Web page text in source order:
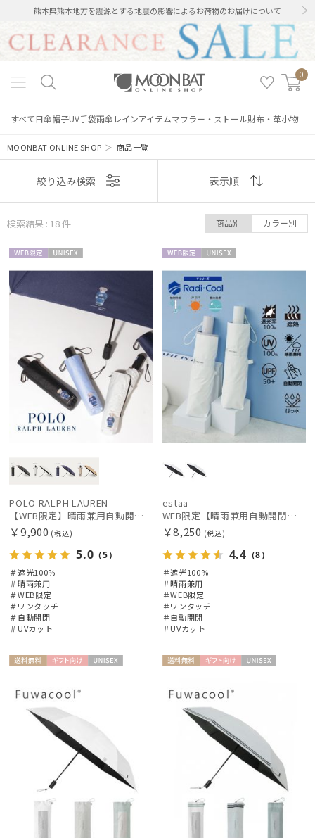
熊本県熊本地方を震源とする地震の影響によるお荷物のお届けについて
0
すべて日傘帽子UV手袋雨傘 レインアイテムマフラー・ストール財布・革小物
MOONBAT ONLINE SHOP ＞商品一覧
絞り込み
レディース メンズ
ブランド
傘機能
その他
表示
おすすめ
価格の高い
人気順
売上点数順
お気に入り
絞り込み検索 表示順
検索結果 : 18件 商品別 カラー別
定
POLO RALPH LAUREN
【WEB限定】晴雨兼用自動開閉日傘 ポロ ラルフ ローレン（POLO RALPH LAUREN）ベア 遮光100 UV100 ワンタッチ開閉
￥9,900 (税込)
5.0 （5）
＃遮光100%
＃晴雨兼用
＃WEB限定
＃ワンタッチ
＃自動開閉
＃UVカット
定
X
estaa
WEB限定【晴雨兼用自動開閉日傘】エスタ(estaa)REIKYAKUパラソル 55㎝ ラディクール 遮光100 UV100 ワンタッチ開閉
￥8,250 (税込)
4.4 （8）
＃遮光100%
＃晴雨兼用
＃WEB限定
＃ワンタッチ
＃自動開閉
＃UVカット
料
料